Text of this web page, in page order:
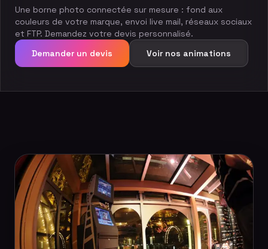
Une borne photo connectée sur mesure : fond aux
couleurs de votre marque, envoi live mail, réseaux sociaux
et FTP. Demandez votre devis personnalisé.
Demander un devis
Voir nos animations